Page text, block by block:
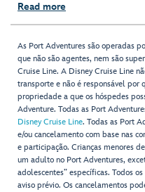
Read more
As Port Adventures são operadas
que não são agentes, nem são
Cruise Line. A Disney Cruise Line
transporte e não é responsável por
propriedade a que os hóspedes
Adventure. Todas as Port
Disney Cruise Line. Todas as Port
e/ou cancelamento com base nas
e participação. Crianças menores
um adulto no Port Adventures,
adolescentes” específicas. Todos
aviso prévio. Os cancelamentos